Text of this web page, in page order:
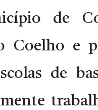
de
Coelho e
de